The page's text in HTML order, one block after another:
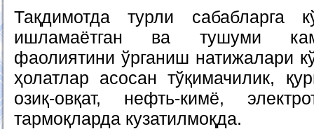
Тақдимотда турли сабабларга
ишламаётган ва тушуми
фаолиятини ўрганиш натижалари
ҳолатлар асосан тўқимачилик,
озиқ-овқат, нефть-кимё,
тармоқларда кузатилмоқда.